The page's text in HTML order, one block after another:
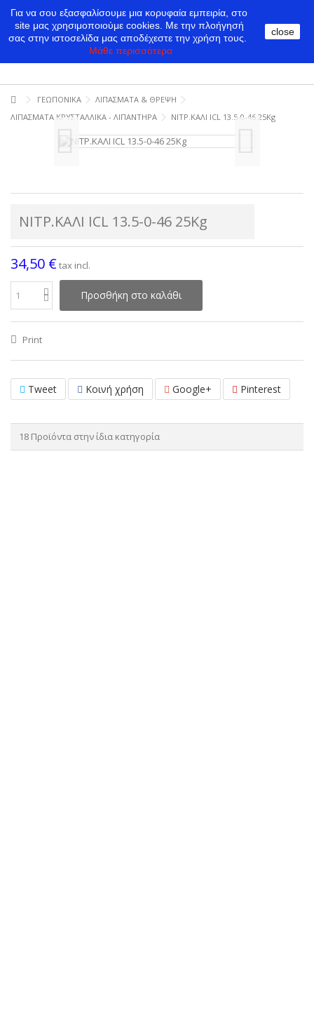
ΓΕΩΠΟΝΙΚΑ
ΛΙΠΑΣΜΑΤΑ & ΘΡΕΨΗ
ΛΙΠΑΣΜΑΤΑ ΚΡΥΣΤΑΛΛΙΚΑ - ΛΙΠΑΝΤΗΡΑ
ΝΙΤΡ.ΚΑΛΙ ICL 13.5-0-46 25Kg
ΝΙΤΡ.ΚΑΛΙ ICL 13.5-0-46 25Kg
34,50 €tax incl.
Προσθήκη στο καλάθι
Print
Tweet Κοινή χρήση Google+ Pinterest
18 Προϊόντα στην ίδια κατηγορία
Για να σου εξασφαλίσουμε μια κορυφαία εμπειρία, στο
site μας χρησιμοποιούμε cookies. Με την πλοήγησή
σας στην ιστοσελίδα μας αποδέχεστε την χρήση τους.
Μάθε περισσότερα
close